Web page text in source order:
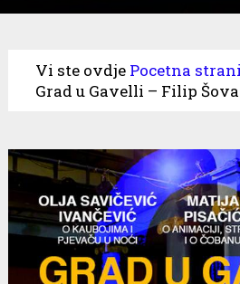
Vi ste ovdje Pocetna
Grad u Gavelli – Filip